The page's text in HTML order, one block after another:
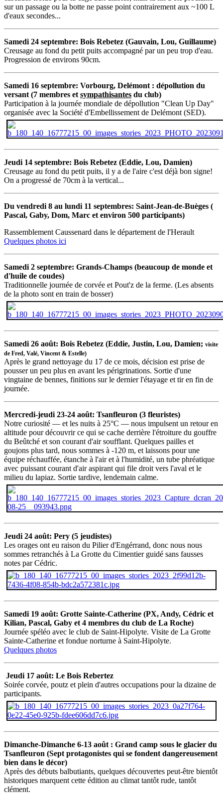
sur un passage ou la botte ne passe point contrairement aux ~100 L
d'eaux secondes...
Samedi 24 septembre: Bois Rebetez (Gauvain, Lou, Guillaume)
Creusage au fond du petit puits accompagné par un peu trop d'eau.
Progression de environs 90cm.
Samedi 16 septembre: Vorbourg, Delémont : dépollution du
versant (7 membres et sympathisantes du club)
Participation à la journée mondiale de dépollution "Clean Up Day"
organisée avec la Société d'Embellissement de Delémont (SED).
Jeudi 14 septembre: Bois Rebetez (Eddie, Lou, Damien)
Creusage au fond du petit puits, il y a de l'aire c'est déjà bon signe!
On a progressé de 70cm à la vertical...
Du vendredi 8 au lundi 11 septembres: Saint-Jean-de-Buèges (
Pascal, Gaby, Dom, Marc et environ 500 participants)
Rassemblement Caussenard dans le département de l'Herault
Quelques photos ici
Samedi 2 septembre: Grands-Champs (beaucoup de monde et
d'huile de coudes)
Traditionnelle journée de corvée et Pout'z de la ferme. (Les absents
de la photo sont en train de bosser)
Samedi 26 août: Bois Rebetez (Eddie, Justin, Lou, Damien; visite
de Fred, Valé, Vincent & Estelle)
Après le grand nettoyage du 17 de ce mois, décision est prise de
pousser un peu plus en avant les périgrinations. Sortie d'une
vingtaine de bennes, finitions sur le dernier l'étayage et tir en fin de
journée.
Mercredi-jeudi 23-24 août: Tsanfleuron (3 fleuristes)
Notre curiosité — et les nuits à 25°C — nous impulsent un retour en
altitude pour découvrir ce qui se cache derrière l'étroiture du gouffre
du Beûtché et son courant d'air soufflant. Quelques pailles et
goujons plus tard, nous sommes à -120 m, et laissons pour une
équipe réchauffée, étanche à l'air et à l'humidité, un tube phréatique
avec puissant courant d'air aspirant qui file droit vers l'aval et le
milieu du lapiaz. Sortie tardive, lendemain calme.
Jeudi 24 août: Pery (5 jeudistes)
Les orages ont eu raison du Pilier d'Engérrand, donc nous nous
sommes retranchés à La Grotte du Cimentier guidé sans fausses
notes par Cédric.
Samedi 19 août: Grotte Sainte-Catherine (PX, Andy, Cédric et
Kilian, Pascal, Gaby et 4 membres du club de La Roche)
Journée spéléo avec le club de Saint-Hipolyte. Visite de La Grotte
Sainte-Catherine et fondue norturne à Saint-Hipolyte.
Quelques photos
Jeudi 17 août: Le Bois Rebertez
Soirée corvée, poutz et plein d'autres occupations pour la dizaine de
participants.
Dimanche-Dimanche 6-13 août : Grand camp sous le glacier du
Tsanfleuron (Sept protagonistes qui se fondent dangereusement
bien dans le décor)
Après des débuts balbutiants, quelques découvertes peut-être bientôt
historiques marquent cette édition au climat tantôt rude, tantôt
clément.